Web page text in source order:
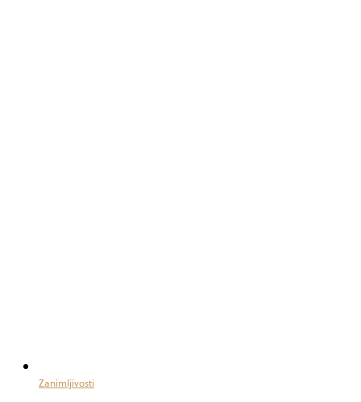
Zanimljivosti